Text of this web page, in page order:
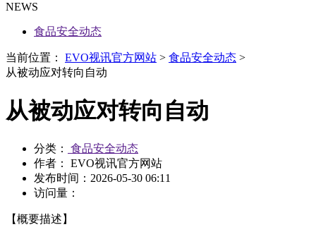
NEWS
食品安全动态
当前位置： EVO视讯官方网站 > 食品安全动态 >
从被动应对转向自动
从被动应对转向自动
分类：
食品安全动态
作者： EVO视讯官方网站
发布时间： 2026-05-30 06:11
访问量：
【概要描述】